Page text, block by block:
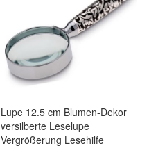
Lupe 12.5 cm Blumen-Dekor
versilberte Leselupe
Vergrößerung Lesehilfe